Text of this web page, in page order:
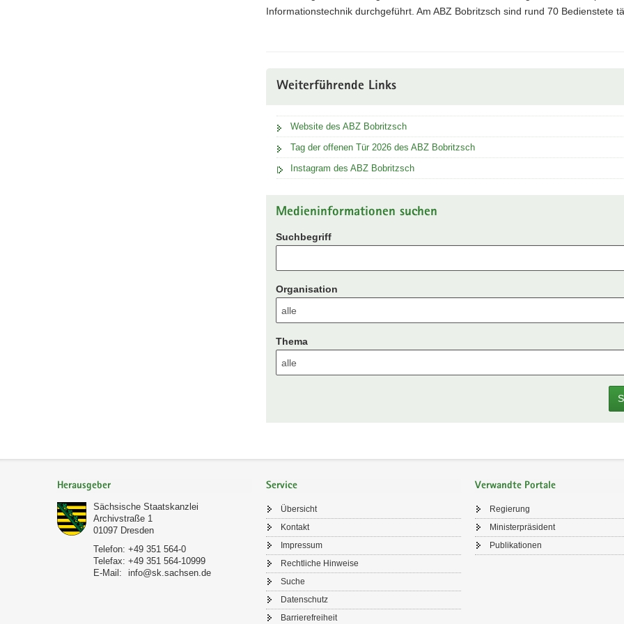
Informationstechnik durchgeführt. Am ABZ Bobritzsch sind rund 70 Bedienstete
Weiterführende Links
Website des ABZ Bobritzsch
Tag der offenen Tür 2026 des ABZ Bobritzsch
Instagram des ABZ Bobritzsch
Medieninformationen suchen
Suchbegriff
Organisation
Thema
Herausgeber
Sächsische Staatskanzlei
Archivstraße 1
01097 Dresden
Telefon: +49 351 564-0
Telefax: +49 351 564-10999
E-Mail:
info@sk.sachsen.de
Service
Übersicht
Kontakt
Impressum
Rechtliche Hinweise
Suche
Datenschutz
Barrierefreiheit
Verwandte Portale
Regierung
Ministerpräsident
Publikationen